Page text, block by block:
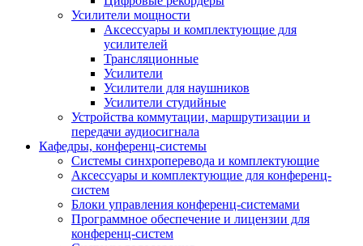
Усилители мощности
Аксессуары и комплектующие для
усилителей
Трансляционные
Усилители
Усилители для наушников
Усилители студийные
Устройства коммутации, маршрутизации и
передачи аудиосигнала
Кафедры, конференц-системы
Cистемы синхроперевода и комплектующие
Аксессуары и комплектующие для конференц-
систем
Блоки управления конференц-системами
Программное обеспечение и лицензии для
конференц-систем